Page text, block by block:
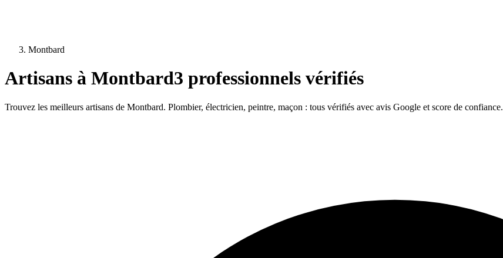
Montbard
Artisans à Montbard3 professionnels vérifiés
Trouvez les meilleurs artisans de Montbard. Plombier, électricien, peintre, maçon : tous vérifiés avec avis Google et score de confiance.